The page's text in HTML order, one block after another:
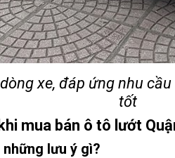
xe, đáp ứng nhu
tốt
mua bán ô tô lướt
lưu ý gì?